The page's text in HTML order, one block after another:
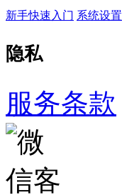
新手快速入门 系统设置
隐私
服务条款